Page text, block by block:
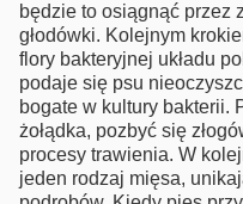
będzie to osiągnąć przez
głodówki. Kolejnym
flory bakteryjnej układu
podaje się psu
bogate w kultury bakterii.
żołądka, pozbyć się
procesy trawienia. W
jeden rodzaj mięsa,